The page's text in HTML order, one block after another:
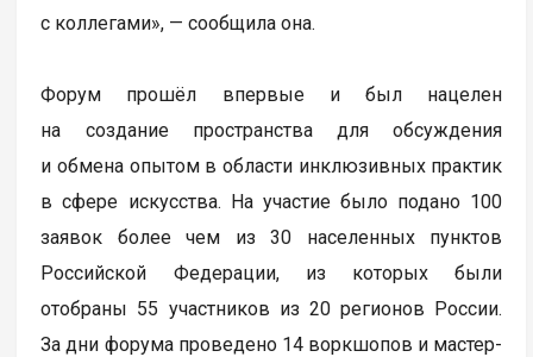
с коллегами», — сообщила она.
Форум прошёл впервые и был нацелен
на создание пространства для обсуждения
и обмена опытом в области инклюзивных практик
в сфере искусства. На участие было подано 100
заявок более чем из 30 населенных пунктов
Российской Федерации, из которых были
отобраны 55 участников из 20 регионов России.
За дни форума проведено 14 воркшопов и мастер-